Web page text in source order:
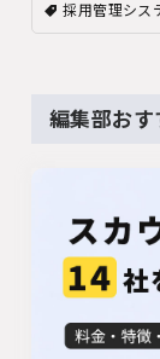
採用管理シス
編集部おす